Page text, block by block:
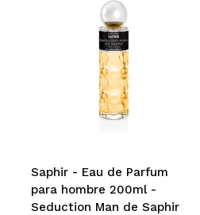
Saphir - Eau de Parfum
para hombre 200ml -
Seduction Man de Saphir